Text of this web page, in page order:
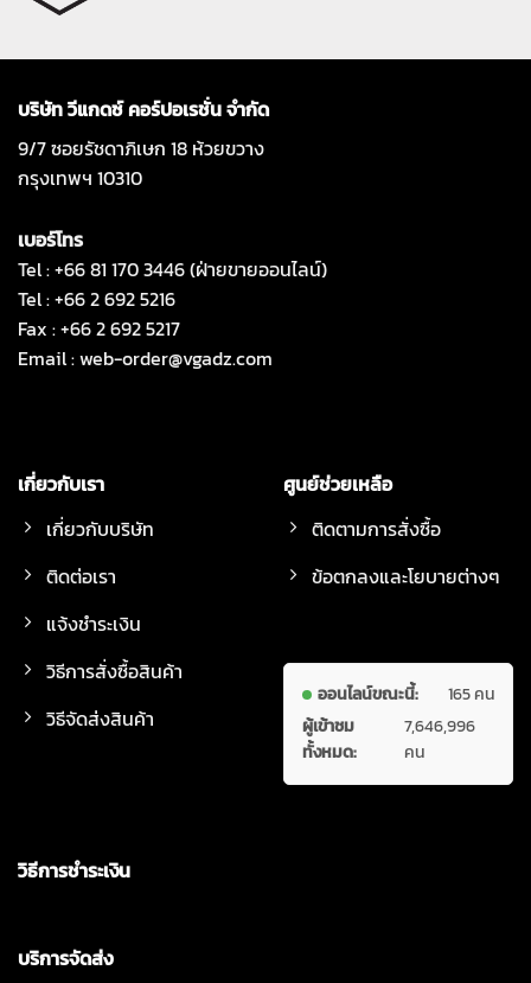
บริษัท วีแกดซ์ คอร์ปอเรชั่น จำกัด
9/7 ซอยรัชดาภิเษก 18 ห้วยขวาง
กรุงเทพฯ 10310
เบอร์โทร
Tel : +66 81 170 3446 (ฝ่ายขายออนไลน์)
Tel : +66 2 692 5216
Fax : +66 2 692 5217
Email :web-order@vgadz.com
เกี่ยวกับเรา
เกี่ยวกับบริษัท
ติดต่อเรา
แจ้งชำระเงิน
วิธีการสั่งซื้อสินค้า
วิธีจัดส่งสินค้า
ศูนย์ช่วยเหลือ
ติดตามการสั่งซื้อ
ข้อตกลงและโยบายต่างๆ
ออนไลน์ขณะนี้:
165 คน
ผู้เข้าชม
ทั้งหมด:
7,646,996
คน
วิธีการชำระเงิน
บริการจัดส่ง